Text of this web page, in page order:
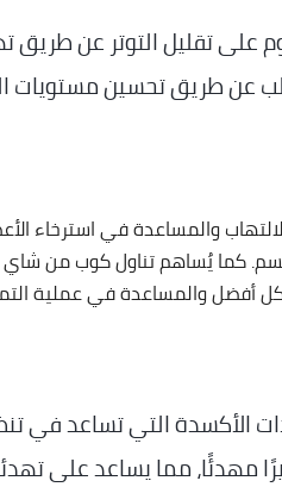
على تقليل التوتر عن
عن طريق تحسين مستويات
والمساعدة في استرخاء
كما يُساهم تناول كوب من
أفضل والمساعدة في عملية
الأكسدة التي تساعد في
مهدئًا، مما يساعد على